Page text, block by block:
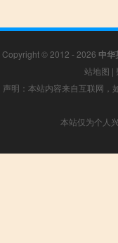
Copyright © 2012 - 2026 中华
站地图 |
声明：本站内容来自互联网，
本站仅为个人